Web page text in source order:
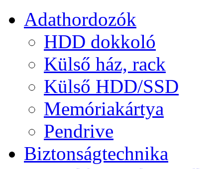
Adathordozók
HDD dokkoló
Külső ház, rack
Külső HDD/SSD
Memóriakártya
Pendrive
Biztonságtechnika